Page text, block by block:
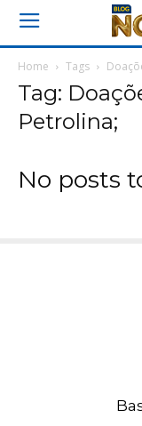
Home Tags
Tag:
Petrolina;
No posts